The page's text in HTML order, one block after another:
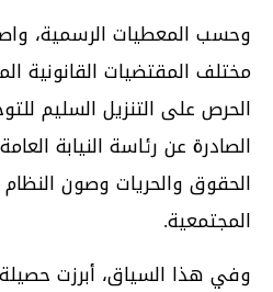
وحسب المعطيات الرسمية،
مختلف المقتضيات القانونية
الحرص على التنزيل السليم
الصادرة عن رئاسة النيابة
الحقوق والحريات وصون النظام
المجتمعية.
وفي هذا السياق، أبرزت